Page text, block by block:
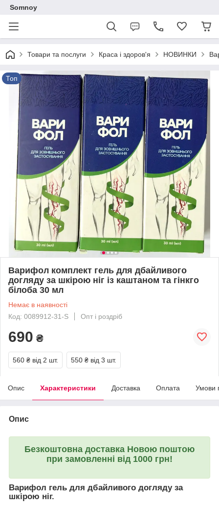
Somnoy
Товари та послуги Краса і здоров'я НОВИНКИ
Топ
Варифол комплект гель для дбайливого
догляду за шкірою ніг із каштаном та гінкго
білоба 30 мл
Немає в наявності
Код: 0089912-31-S
Опт і роздріб
690 ₴
560 ₴ від 2 шт. 550 ₴ від 3 шт.
Опис Характеристики Доставка Оплата Умови
Опис
Безкоштовна доставка Новою поштою
при замовленні від 1000 грн!
Варифол гель для дбайливого догляду за
шкірою ніг.